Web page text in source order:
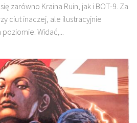
zarówno Kraina Ruin, jak i BOT-9. Za
ciut inaczej, ale ilustracyjnie
Widać,...